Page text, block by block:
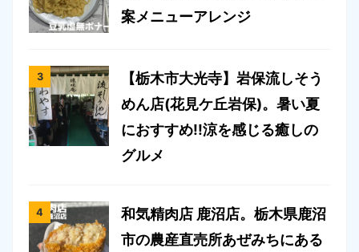
案メニューアレンジ
【栃木市大光寺】岩保流しそう
めん店(花見ケ丘岩保)。暑い夏
におすすめ!!涼を感じる癒しの
グルメ
和気精肉店 鹿沼店。栃木県鹿沼
市の農産直売所あぜみちにある